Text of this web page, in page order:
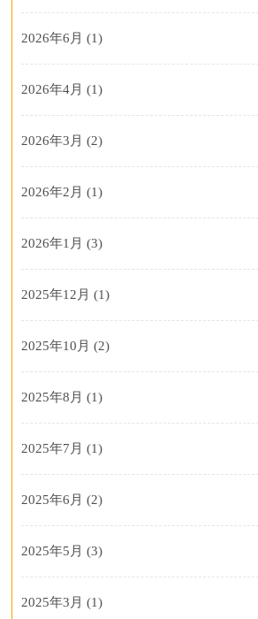
2026年6月 (1)
2026年4月 (1)
2026年3月 (2)
2026年2月 (1)
2026年1月 (3)
2025年12月 (1)
2025年10月 (2)
2025年8月 (1)
2025年7月 (1)
2025年6月 (2)
2025年5月 (3)
2025年3月 (1)